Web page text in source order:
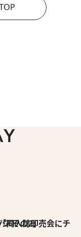
売会にチャレンジ その2」